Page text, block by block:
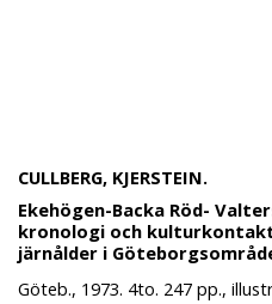
CULLBERG, KJERSTEIN.
Ekehögen-Backa Röd-
kronologi och
järnålder i
Göteb., 1973. 4to. 247 pp.,